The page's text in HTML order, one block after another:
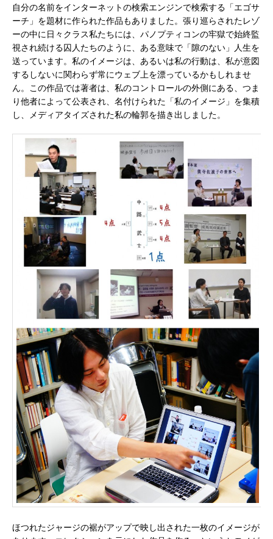
自分の名前をインターネットの検索エンジンで検索する「エゴサ
ーチ」を題材に作られた作品もありました。張り巡らされたレゾ
ーの中に日々クラス私たちには、パノプティコンの牢獄で始終監
視され続ける囚人たちのように、ある意味で「隙のない」人生を
送っています。私のイメージは、あるいは私の行動は、私が意図
するしないに関わらず常にウェブ上を漂っているかもしれませ
ん。この作品では著者は、私のコントロールの外側にある、つま
り他者によって公表され、名付けられた「私のイメージ」を集積
し、メディアタイズされた私の輪郭を描き出しました。
ほつれたジャージの裾がアップで映し出された一枚のイメージが